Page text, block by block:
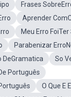
Frases
Aprender
Meu Erro
Parabenizar
DeGramatica
So
Português
O Que E